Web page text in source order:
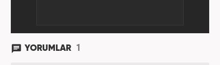
YORUMLAR 1